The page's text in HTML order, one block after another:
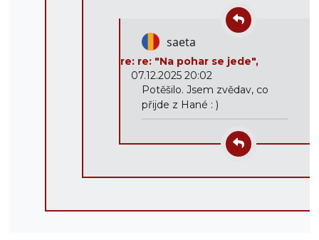
saeta
re: re: "Na pohar se jede",
07.12.2025 20:02
Potěšilo. Jsem zvědav, co
přijde z Hané : )